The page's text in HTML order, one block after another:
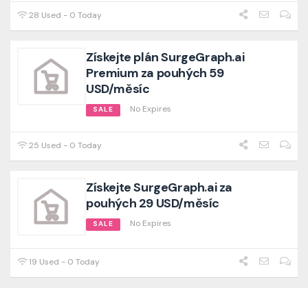
28 Used - 0 Today
Získejte plán SurgeGraph.ai
Premium za pouhých 59
USD/měsíc
SALE No Expires
25 Used - 0 Today
Získejte SurgeGraph.ai za
pouhých 29 USD/měsíc
SALE No Expires
19 Used - 0 Today